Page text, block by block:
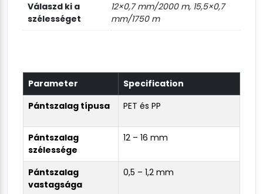
Válaszd ki a
szélességet
12×0,7 mm/2000 m, 15,5×0,7
mm/1750 m
Parameter
Specification
Pántszalag típusa
PET és PP
Pántszalag
szélessége
12 – 16 mm
Pántszalag
vastagsága
0,5 – 1,2 mm